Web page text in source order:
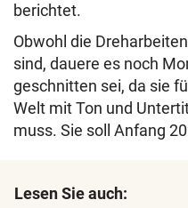
berichtet.
Obwohl die
sind, dauere es noch
geschnitten sei, da sie
Welt mit Ton und
muss. Sie soll Anfang
Lesen Sie auch: